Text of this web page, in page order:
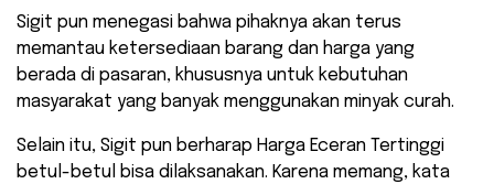
Sigit pun menegasi bahwa pihaknya akan terus
memantau ketersediaan barang dan harga yang
berada di pasaran, khususnya untuk kebutuhan
masyarakat yang banyak menggunakan minyak curah.
Selain itu, Sigit pun berharap Harga Eceran Tertinggi
betul-betul bisa dilaksanakan. Karena memang, kata